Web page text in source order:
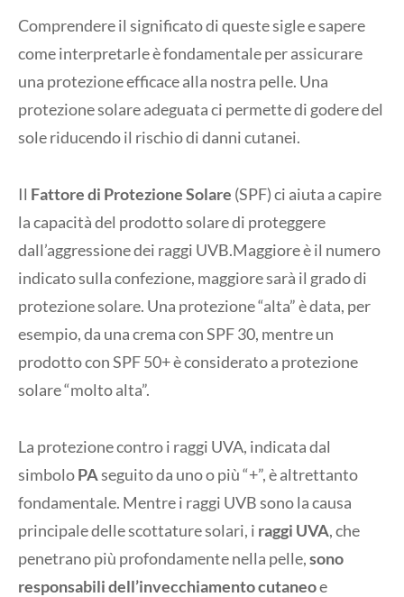
Comprendere il significato di queste sigle e sapere
come interpretarle è fondamentale per assicurare
una protezione efficace alla nostra pelle. Una
protezione solare adeguata ci permette di godere del
sole riducendo il rischio di danni cutanei.
Il Fattore di Protezione Solare (SPF) ci aiuta a capire
la capacità del prodotto solare di proteggere
dall’aggressione dei raggi UVB.Maggiore è il numero
indicato sulla confezione, maggiore sarà il grado di
protezione solare. Una protezione “alta” è data, per
esempio, da una crema con SPF 30, mentre un
prodotto con SPF 50+ è considerato a protezione
solare “molto alta”.
La protezione contro i raggi UVA, indicata dal
simboloPAseguito da uno o più “+”, è altrettanto
fondamentale. Mentre i raggi UVB sono la causa
principale delle scottature solari, i raggi UVA, che
penetrano più profondamente nella pelle,sono
responsabili dell’invecchiamento cutaneoe